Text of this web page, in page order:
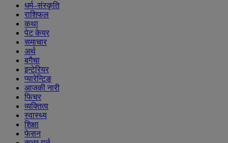
धर्म–संस्कृति
राशिफल
कथा
पेट केयर
समाचार
अर्थ
बगैचा
इन्टेरियर
प्यारेन्टिङ
आजकी नारी
फिचर
व्यक्तित्व
स्वास्थ्य
शिक्षा
फेसन